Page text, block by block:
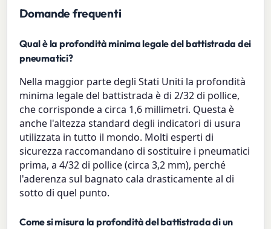
Domande frequenti
Qual è la profondità minima legale del battistrada dei
pneumatici?
Nella maggior parte degli Stati Uniti la profondità
minima legale del battistrada è di 2/32 di pollice,
che corrisponde a circa 1,6 millimetri. Questa è
anche l'altezza standard degli indicatori di usura
utilizzata in tutto il mondo. Molti esperti di
sicurezza raccomandano di sostituire i pneumatici
prima, a 4/32 di pollice (circa 3,2 mm), perché
l'aderenza sul bagnato cala drasticamente al di
sotto di quel punto.
Come si misura la profondità del battistrada di un